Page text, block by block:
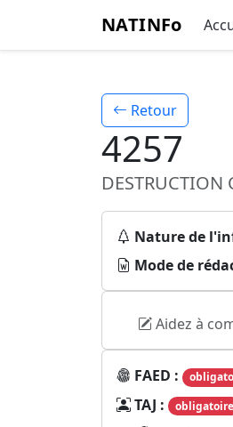
NATINFo
Retour
4257
DESTRUCTION
Nature de
Mode de
Aidez à
FAED :
TAJ : obligatoire